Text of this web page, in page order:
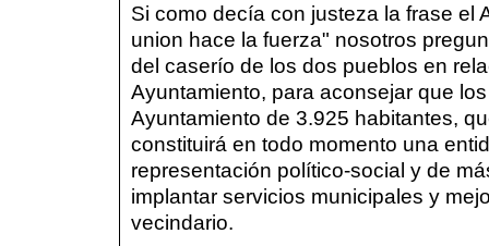
Si como decía con justeza la frase el
union hace la fuerza" nosotros
del caserío de los dos pueblos en
Ayuntamiento, para aconsejar que
Ayuntamiento de 3.925 habitantes,
constituirá en todo momento una
representación político-social y de
implantar servicios municipales y
vecindario.